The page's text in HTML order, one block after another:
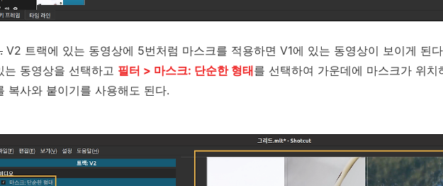
V2 트랙에 있는 동영상에 5번처럼 마스크를 적용하면 V1에 있는 동영상이 보이게 된
는 동영상을 선택하고 필터 > 마스크: 단순한 형태를 선택하여 가운데에 마스크가 위
복사와 붙이기를 사용해도 된다.